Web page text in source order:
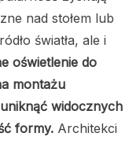
nad stołem lub
światła, ale i
oświetlenie do
montażu
widocznych
formy. Architekci